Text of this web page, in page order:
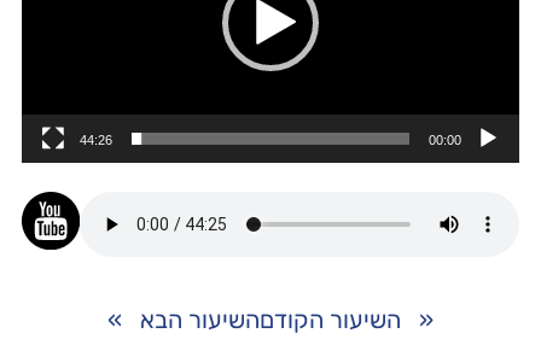
00:00
44:26
« השיעור הקודםהשיעור הבא »